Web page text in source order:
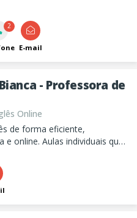
da empresa.
2
E-mail
- Professora de
Online
de forma eficiente,
e online. Aulas individuais que
e segurança no
a oportunidade!